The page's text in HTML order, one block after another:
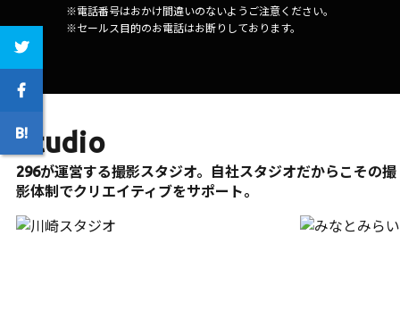
※電話番号はおかけ間違いのないようご注意ください。
※セールス目的のお電話はお断りしております。
Studio
296が運営する撮影スタジオ。自社スタジオだからこその撮
影体制でクリエイティブをサポート。